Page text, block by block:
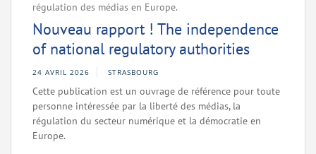
régulation des médias en Europe.
Nouveau rapport ! The independence
of national regulatory authorities
24 AVRIL 2026 STRASBOURG
Cette publication est un ouvrage de référence pour toute
personne intéressée par la liberté des médias, la
régulation du secteur numérique et la démocratie en
Europe.